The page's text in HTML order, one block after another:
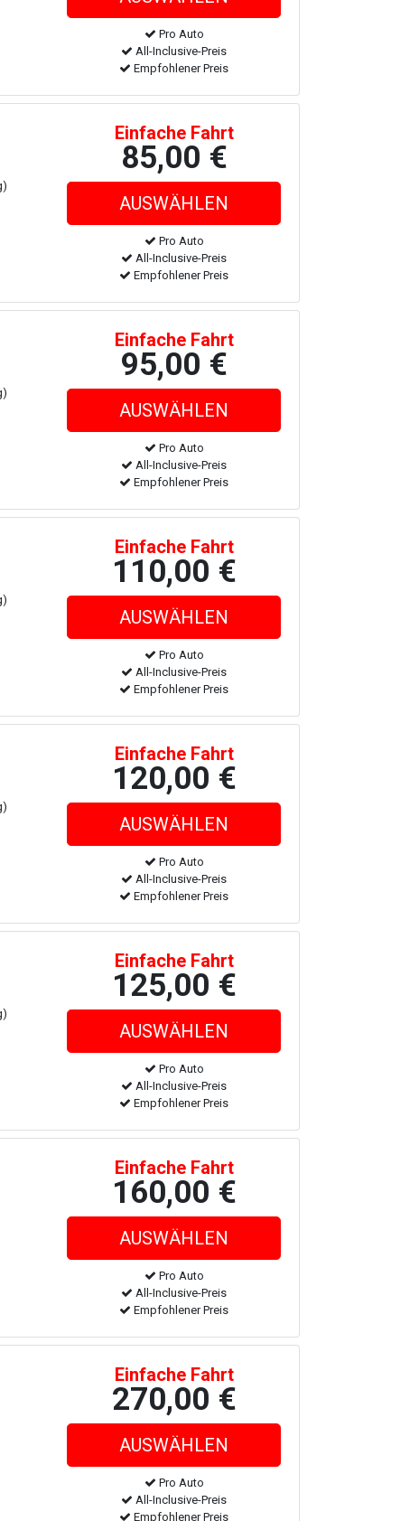
Pro Auto
All-Inclusive-Preis
Empfohlener Preis
Einfache Fahrt
85,00 €
Pro Auto
All-Inclusive-Preis
Empfohlener Preis
Einfache Fahrt
95,00 €
Pro Auto
All-Inclusive-Preis
Empfohlener Preis
Einfache Fahrt
110,00 €
Pro Auto
All-Inclusive-Preis
Empfohlener Preis
Einfache Fahrt
120,00 €
Pro Auto
All-Inclusive-Preis
Empfohlener Preis
Einfache Fahrt
125,00 €
Pro Auto
All-Inclusive-Preis
Empfohlener Preis
Einfache Fahrt
160,00 €
Pro Auto
All-Inclusive-Preis
Empfohlener Preis
Einfache Fahrt
270,00 €
Pro Auto
All-Inclusive-Preis
Empfohlener Preis